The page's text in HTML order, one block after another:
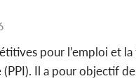
pour l’emploi et
Il a pour objectif